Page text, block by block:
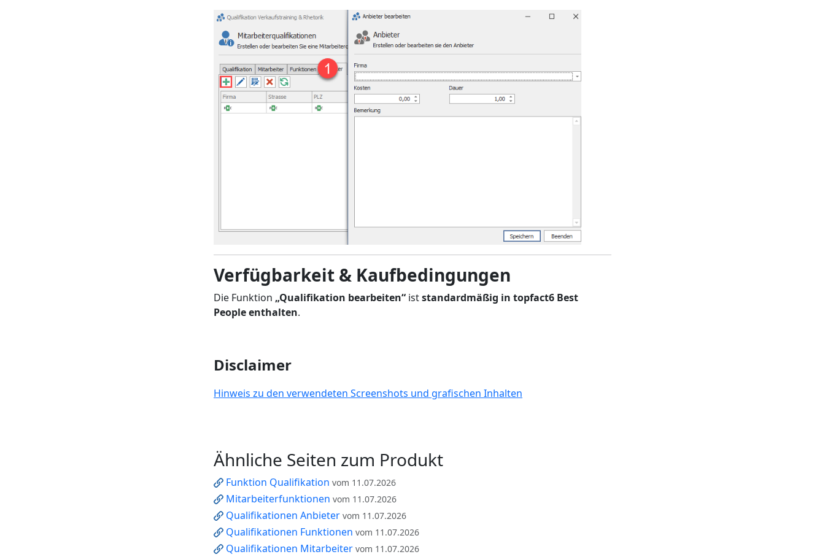
Verfügbarkeit & Kaufbedingungen
Die Funktion „Qualifikation bearbeiten“ iststandardmäßig in topfact6 Best
People enthalten.
Disclaimer
Hinweis zu den verwendeten Screenshots und grafischen Inhalten
Ähnliche Seiten zum Produkt
Funktion Qualifikation vom 11.07.2026
Mitarbeiterfunktionen vom 11.07.2026
Qualifikationen Anbieter vom 11.07.2026
Qualifikationen Funktionen vom 11.07.2026
Qualifikationen Mitarbeiter vom 11.07.2026